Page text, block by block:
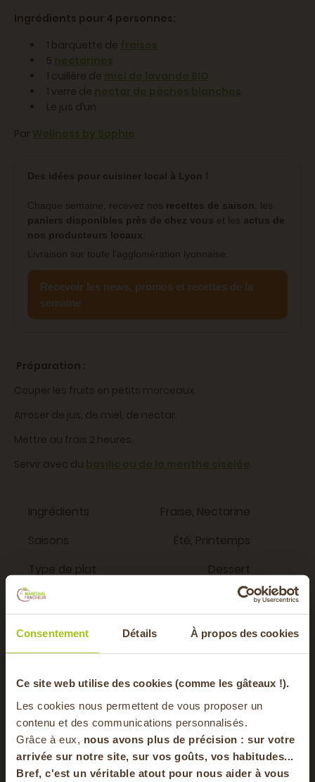
Consentement Détails À propos des cookies
Ce site web utilise des cookies (comme les gâteaux !).
Les cookies nous permettent de vous proposer un
contenu et des communications personnalisés.
Grâce à eux, nous avons plus de précision : sur votre
arrivée sur notre site, sur vos goûts, vos habitudes...
Bref, c'est un véritable atout pour nous aider à vous
Ingrédients pour 4 personnes:
1 barquette de fraises
5 nectarines
1 cuillère de miel de lavande BIO
1 verre de nectar de pêches blanches
Le jus d’un
Par Wellness by Sophie
Des idées pour cuisiner local à Lyon !
Chaque semaine, recevez nos recettes de saison
, les
paniers disponibles près de chez vous et les actus de
nos producteurs locaux
Livraison sur toute l’agglomération lyonnaise.
Recevoir les news, promos et recettes de la
semaine
Préparation :
Couper les fruits en petits morceaux.
Arroser de jus, de miel, de nectar.
Mettre au frais 2 heures.
Servir avec du basilic ou de la menthe ciselée.
Ingrédients
Fraise, Nectarine
Saisons
Été, Printemps
Type de plat
Dessert
Régime alimentaire
Végétarien
Vous aimerez aussi
MIN
5 MIN
-20% offerts sur
votre panier
en vous inscrivant à notre newsletter